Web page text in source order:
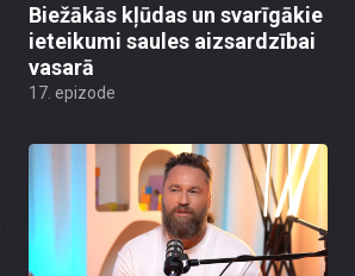
Biežākās kļūdas un svarīgākie
ieteikumi saules aizsardzībai
vasarā
17. epizode